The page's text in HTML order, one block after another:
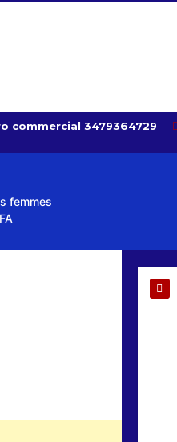
commercial 3479364729
femmes